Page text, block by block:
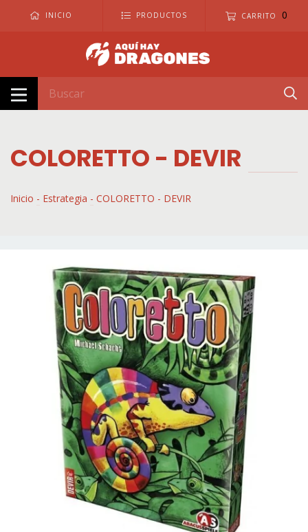
INICIO PRODUCTOS CARRITO 0
COLORETTO - DEVIR
Inicio - Estrategia - COLORETTO - DEVIR